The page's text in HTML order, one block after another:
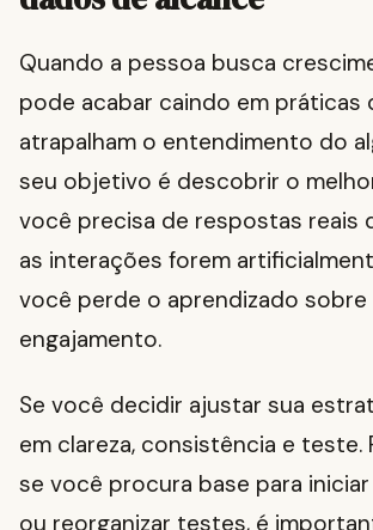
Quando a pessoa busca
pode acabar caindo em práticas
atrapalham o entendimento do
seu objetivo é descobrir o
você precisa de respostas reais
as interações forem
você perde o aprendizado
engajamento.
Se você decidir ajustar sua
em clareza, consistência e teste.
se você procura base para
ou reorganizar testes, é